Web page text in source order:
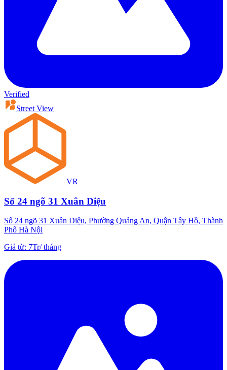
Verified
Street View
VR
Số 24 ngõ 31 Xuân Diệu
Số 24 ngõ 31 Xuân Diệu, Phường Quảng An, Quận Tây Hồ, Thành
Phố Hà Nội
Giá từ: 7Tr/tháng